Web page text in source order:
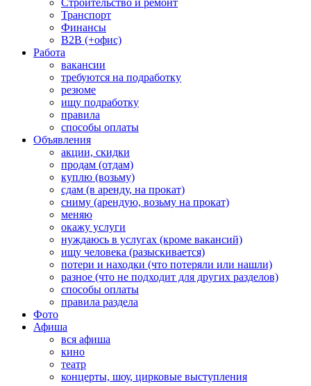
Строительство и ремонт
Транспорт
Финансы
B2B (+офис)
Работа
вакансии
требуются на подработку
резюме
ищу подработку
правила
способы оплаты
Объявления
акции, скидки
продам (отдам)
куплю (возьму)
сдам (в аренду, на прокат)
сниму (арендую, возьму на прокат)
меняю
окажу услуги
нуждаюсь в услугах (кроме вакансий)
ищу человека (разыскивается)
потери и находки (что потеряли или нашли)
разное (что не подходит для других разделов)
способы оплаты
правила раздела
Фото
Афиша
вся афиша
кино
театр
концерты, шоу, цирковые выступления